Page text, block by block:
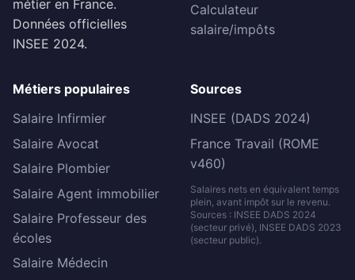
métier en France.
Données officielles
INSEE 2024.
Calculateur
salaire/impôts
Métiers populaires
Salaire Infirmier
Salaire Avocat
Salaire Plombier
Salaire Agent immobilier
Salaire Professeur des
écoles
Salaire Médecin
Sources
INSEE (DADS 2024)
France Travail (ROME
v460)
Salaires nets en équivalent temps
plein, avant impôt sur le revenu.
Sources : INSEE DADS 2024
(secteur privé), INSEE DADS 2023
(secteur public).